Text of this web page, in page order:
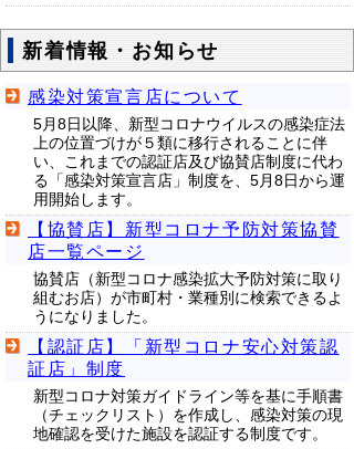
新着情報・お知らせ
感染対策宣言店について
5月8日以降、新型コロナウイルスの感染症法
上の位置づけが５類に移行されることに伴
い、これまでの認証店及び協賛店制度に代わ
る「感染対策宣言店」制度を、5月8日から運
用開始します。
【協賛店】新型コロナ予防対策協賛
店一覧ページ
協賛店（新型コロナ感染拡大予防対策に取り
組むお店）が市町村・業種別に検索できるよ
うになりました。
【認証店】「新型コロナ安心対策認
証店」制度
新型コロナ対策ガイドライン等を基に手順書
（チェックリスト）を作成し、感染対策の現
地確認を受けた施設を認証する制度です。